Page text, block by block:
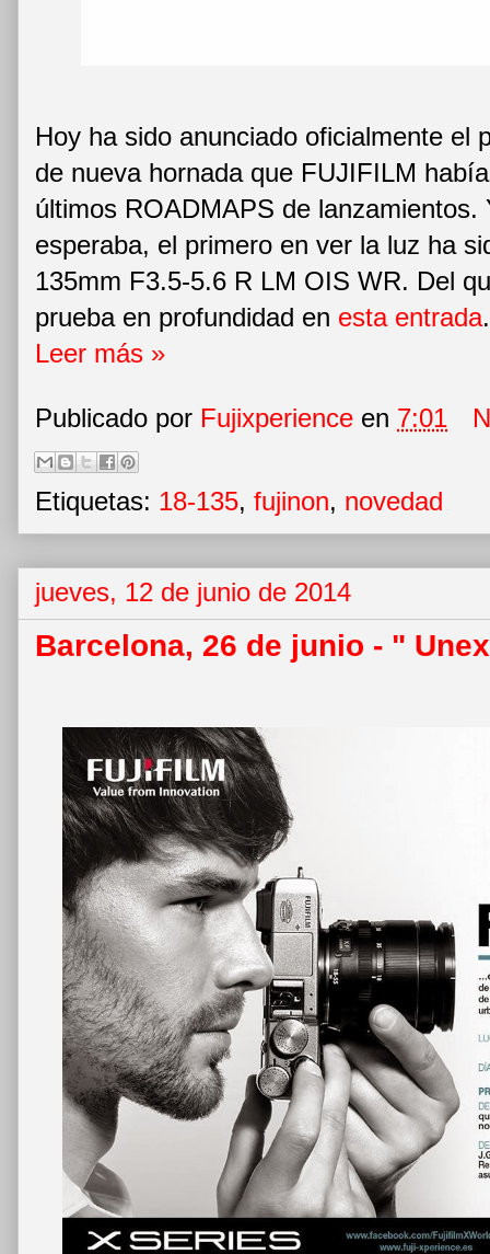
Hoy ha sido anunciado oficialmente el
de nueva hornada que FUJIFILM
últimos ROADMAPS de
esperaba, el primero en ver la luz ha
135mm F3.5-5.6 R LM OIS WR. Del
prueba en profundidad en esta entrada.
Leer más »
Publicado por Fujixperience en 7:01
Etiquetas: 18-135, fujinon, novedad
jueves, 12 de junio de 2014
Barcelona, 26 de junio - "